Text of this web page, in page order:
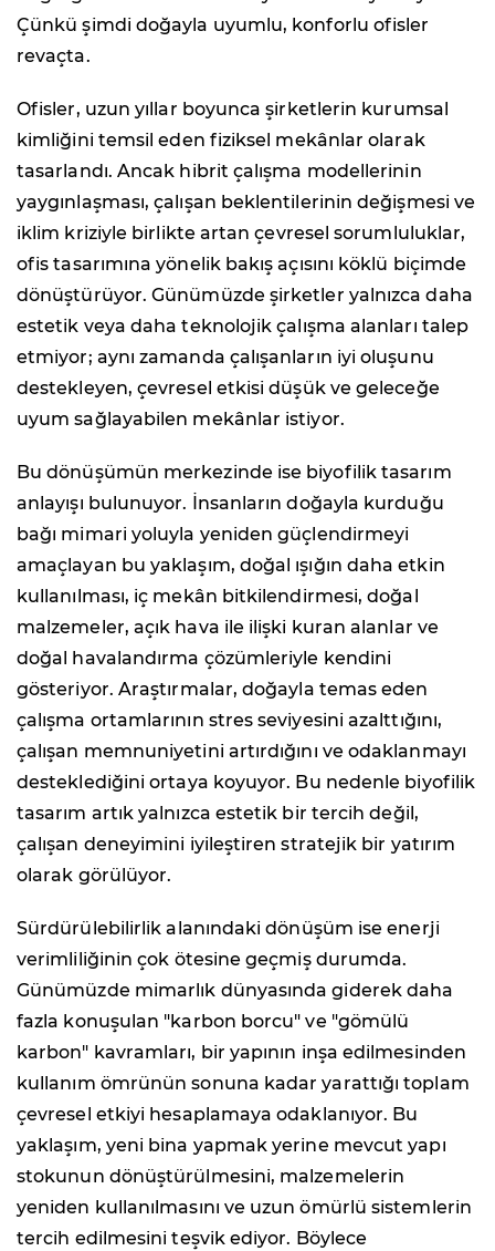
Çünkü şimdi doğayla uyumlu, konforlu ofisler
revaçta.
Ofisler, uzun yıllar boyunca şirketlerin kurumsal
kimliğini temsil eden fiziksel mekânlar olarak
tasarlandı. Ancak hibrit çalışma modellerinin
yaygınlaşması, çalışan beklentilerinin değişmesi ve
iklim kriziyle birlikte artan çevresel sorumluluklar,
ofis tasarımına yönelik bakış açısını köklü biçimde
dönüştürüyor. Günümüzde şirketler yalnızca daha
estetik veya daha teknolojik çalışma alanları talep
etmiyor; aynı zamanda çalışanların iyi oluşunu
destekleyen, çevresel etkisi düşük ve geleceğe
uyum sağlayabilen mekânlar istiyor.
Bu dönüşümün merkezinde ise biyofilik tasarım
anlayışı bulunuyor. İnsanların doğayla kurduğu
bağı mimari yoluyla yeniden güçlendirmeyi
amaçlayan bu yaklaşım, doğal ışığın daha etkin
kullanılması, iç mekân bitkilendirmesi, doğal
malzemeler, açık hava ile ilişki kuran alanlar ve
doğal havalandırma çözümleriyle kendini
gösteriyor. Araştırmalar, doğayla temas eden
çalışma ortamlarının stres seviyesini azalttığını,
çalışan memnuniyetini artırdığını ve odaklanmayı
desteklediğini ortaya koyuyor. Bu nedenle biyofilik
tasarım artık yalnızca estetik bir tercih değil,
çalışan deneyimini iyileştiren stratejik bir yatırım
olarak görülüyor.
Sürdürülebilirlik alanındaki dönüşüm ise enerji
verimliliğinin çok ötesine geçmiş durumda.
Günümüzde mimarlık dünyasında giderek daha
fazla konuşulan "karbon borcu" ve "gömülü
karbon" kavramları, bir yapının inşa edilmesinden
kullanım ömrünün sonuna kadar yarattığı toplam
çevresel etkiyi hesaplamaya odaklanıyor. Bu
yaklaşım, yeni bina yapmak yerine mevcut yapı
stokunun dönüştürülmesini, malzemelerin
yeniden kullanılmasını ve uzun ömürlü sistemlerin
tercih edilmesini teşvik ediyor. Böylece